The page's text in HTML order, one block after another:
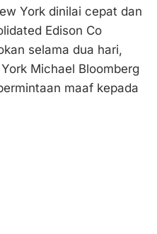
York dinilai cepat dan
Edison Co
selama dua hari,
Michael Bloomberg
maaf kepada